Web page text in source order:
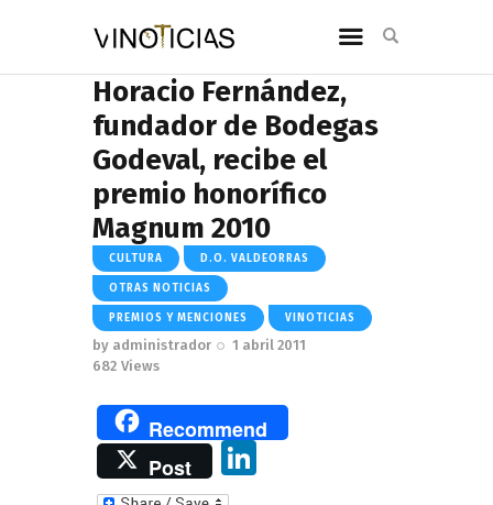
Horacio Fernández,
fundador de Bodegas
Godeval, recibe el
premio honorífico
Magnum 2010
CULTURA D.O. VALDEORRAS
OTRAS NOTICIAS
PREMIOS Y MENCIONES VINOTICIAS
by administrador
1 abril 2011
682 Views
Recommend
Post